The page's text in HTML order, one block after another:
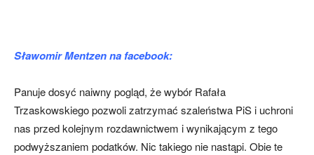
Sławomir Mentzen na facebook:
Panuje dosyć naiwny pogląd, że wybór Rafała
Trzaskowskiego pozwoli zatrzymać szaleństwa PiS i uchroni
nas przed kolejnym rozdawnictwem i wynikającym z tego
podwyższaniem podatków. Nic takiego nie nastąpi. Obie te